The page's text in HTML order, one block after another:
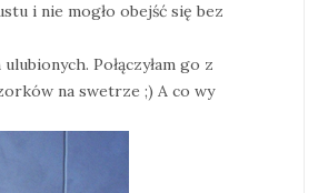
i nie mogło obejść się bez
Połączyłam go z
na swetrze ;) A co wy